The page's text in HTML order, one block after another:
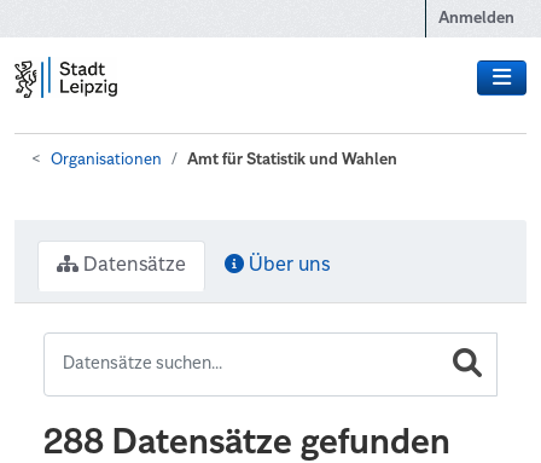
Anmelden
Organisationen Amt für Statistik und Wahlen
Datensätze Über uns
288 Datensätze gefunden